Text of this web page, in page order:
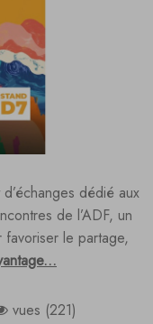
dédié aux
de l’ADF, un
favoriser le partage,
vues (221)